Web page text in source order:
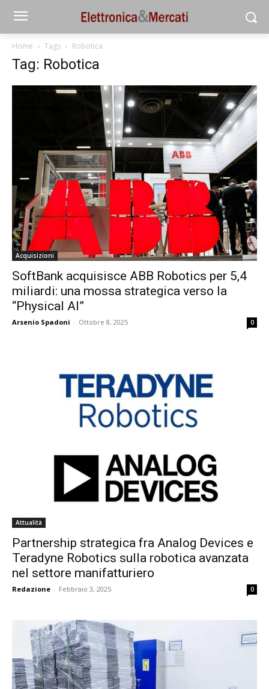
Home Tags Robotica
Tag: Robotica
Acquisizioni
SoftBank acquisisce ABB Robotics per 5,4
miliardi: una mossa strategica verso la
“Physical AI”
Arsenio Spadoni - Ottobre 8, 2025 0
Attualità
Partnership strategica fra Analog Devices e
Teradyne Robotics sulla robotica avanzata
nel settore manifatturiero
Redazione - Febbraio 3, 2025 0